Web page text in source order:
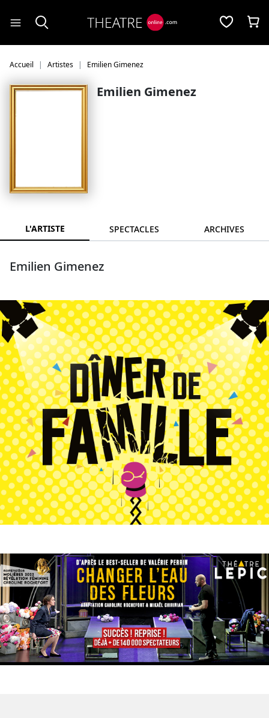
Accueil Artistes Emilien Gimenez
Emilien Gimenez
L'ARTISTE SPECTACLES ARCHIVES
Emilien Gimenez